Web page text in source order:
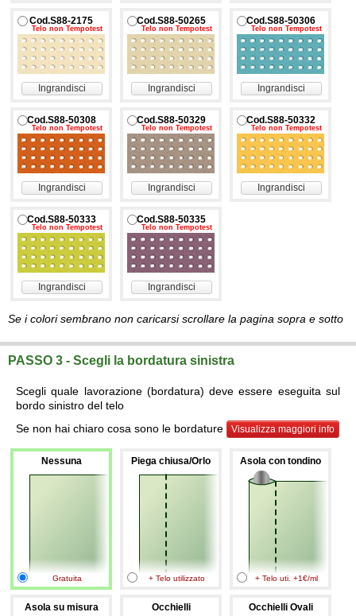
Cod.S88-2175
Telo non Tempotest
Ingrandisci
Cod.S88-50265
Telo non Tempotest
Ingrandisci
Cod.S88-50306
Telo non Tempotest
Ingrandisci
Cod.S88-50308
Telo non Tempotest
Ingrandisci
Cod.S88-50329
Telo non Tempotest
Ingrandisci
Cod.S88-50332
Telo non Tempotest
Ingrandisci
Cod.S88-50333
Telo non Tempotest
Ingrandisci
Cod.S88-50335
Telo non Tempotest
Ingrandisci
Se i colori sembrano non caricarsi scrollare la pagina sopra e sotto
PASSO 3 - Scegli la bordatura sinistra
Scegli quale lavorazione (bordatura) deve essere eseguita sul
bordo sinistro del telo
Se non hai chiaro cosa sono le bordature
Visualizza maggiori info
Nessuna
Gratuita
Piega chiusa/Orlo
+ Telo utilizzato
Asola con tondino
+ Telo uti. +1€/ml
Asola su misura Occhielli Occhielli Ovali